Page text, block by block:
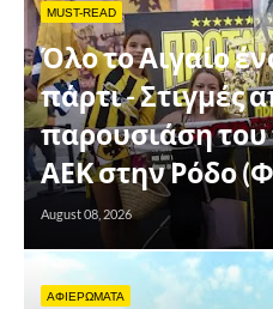
MUST-READ
Όλο το Αιγαίο
πάρτι - Στιγμές
παρουσιάση του
ΑΕΚ στην Ρόδο
August 08, 2026
ΑΦΙΕΡΩΜΑΤΑ